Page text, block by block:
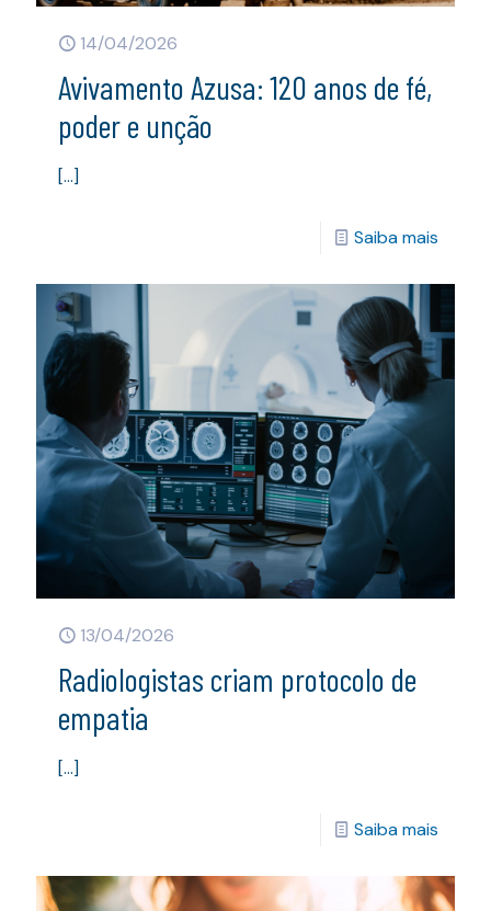
14/04/2026
Avivamento Azusa: 120 anos de fé,
poder e unção
[…]
Saiba mais
13/04/2026
Radiologistas criam protocolo de
empatia
[…]
Saiba mais